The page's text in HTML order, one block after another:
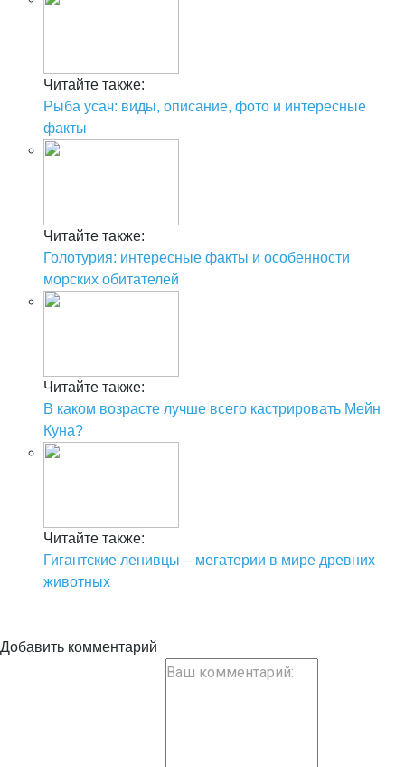
Читайте также:
Рыба усач: виды, описание, фото и интересные
факты
Читайте также:
Голотурия: интересные факты и особенности
морских обитателей
Читайте также:
В каком возрасте лучше всего кастрировать Мейн
Куна?
Читайте также:
Гигантские ленивцы – мегатерии в мире древних
животных
Добавить комментарий